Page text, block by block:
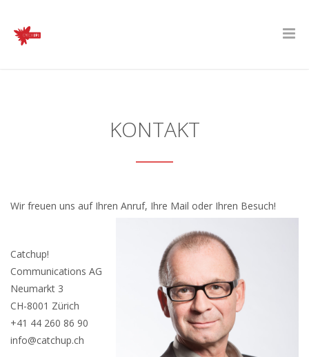
KONTAKT
Wir freuen uns auf Ihren Anruf, Ihre Mail oder Ihren Besuch!
Catchup!
Communications AG
Neumarkt 3
CH-8001 Zürich
+41 44 260 86 90
info@catchup.ch